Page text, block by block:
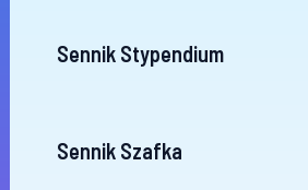
Sennik Stypendium
Sennik Szafka